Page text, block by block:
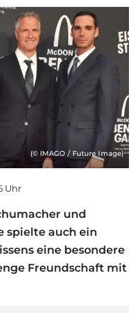
(© IMAGO / Future Image)
Uhr
und
spielte auch ein
eine besondere
Freundschaft mit